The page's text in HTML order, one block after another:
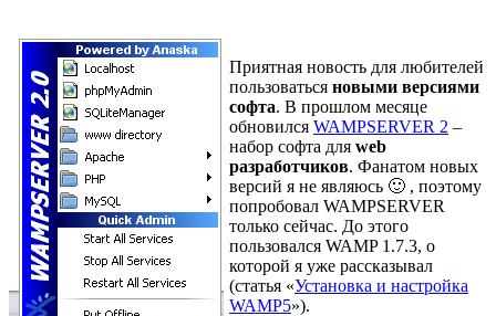
Приятная новость для любителей
пользоваться новыми версиями
софта. В прошлом месяце
обновился WAMPSERVER 2 –
набор софта для web
разработчиков. Фанатом новых
версий я не являюсь 🙂 , поэтому
попробовал WAMPSERVER
только сейчас. До этого
пользовался WAMP 1.7.3, о
которой я уже рассказывал
(статья «Установка и настройка
WAMP5»).